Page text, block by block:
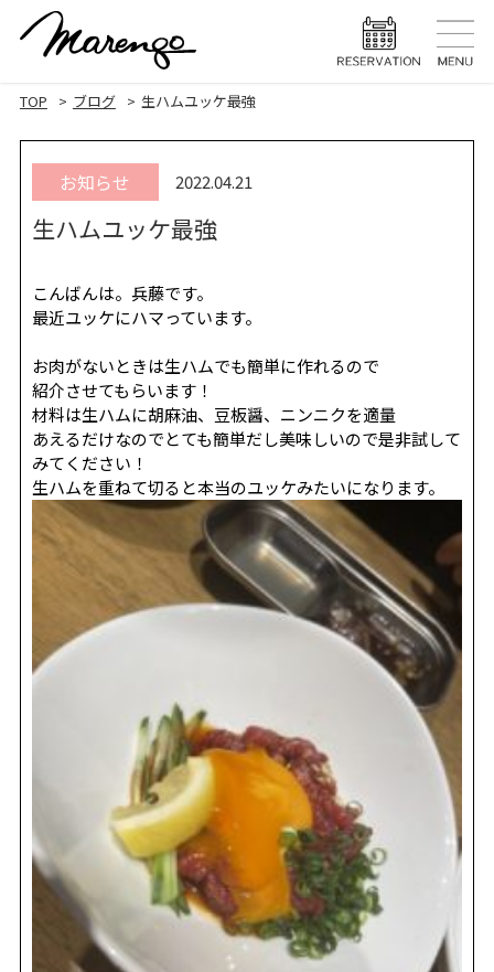
MENU メニュー
BLOG ブログ
REVIEW レビュー
SALON INFO 店舗情報
RECRUIT 採用情報
お電話でご予約
TOP ブログ 生ハムユッケ最強
お知らせ 2022.04.21
生ハムユッケ最強
こんばんは。兵藤です。
最近ユッケにハマっています。
お肉がないときは生ハムでも簡単に作れるので
紹介させてもらいます！
材料は生ハムに胡麻油、豆板醤、ニンニクを適量
あえるだけなのでとても簡単だし美味しいので是非試して
みてください！
生ハムを重ねて切ると本当のユッケみたいになります。